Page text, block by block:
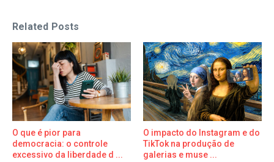
Related Posts
O que é pior para
democracia: o controle
excessivo da liberdade d ...
O impacto do Instagram e do
TikTok na produção de
galerias e muse ...